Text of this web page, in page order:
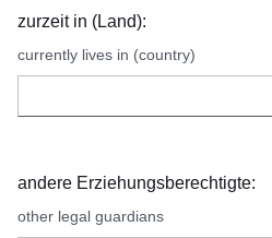
zurzeit in (Land):
currently lives in (country)
andere Erziehungsberechtigte:
other legal guardians